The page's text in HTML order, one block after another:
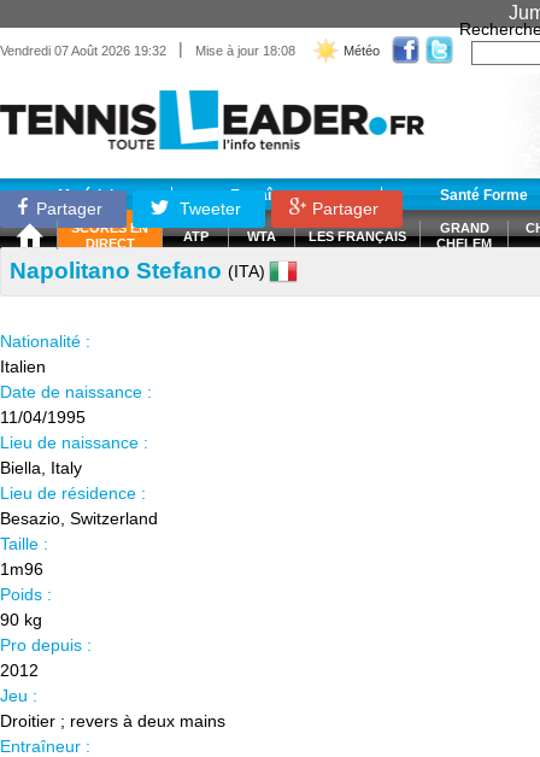
Vendredi 07 Août 2026 19:32 | Mise à jour 18:08 Météo
Matériel Entraînement Santé Forme
SCORES EN
DIRECT
ATP WTA LES FRANÇAIS
GRAND
CHELEM
Partager Tweeter Partager
Napolitano Stefano (ITA)
Nationalité :
Italien
Date de naissance :
11/04/1995
Lieu de naissance :
Biella, Italy
Lieu de résidence :
Besazio, Switzerland
Taille :
1m96
Poids :
90 kg
Pro depuis :
2012
Jeu :
Droitier ; revers à deux mains
Entraîneur :